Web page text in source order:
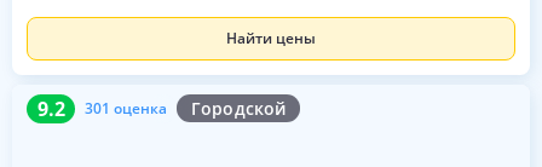
Найти цены
9.2 301 оценка Городской
9.2 301 оценка